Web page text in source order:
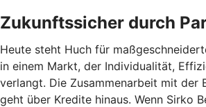
Zukunftssicher durch
Heute steht Huch für
in einem Markt, der Individualität,
verlangt. Die Zusammenarbeit mit der
geht über Kredite hinaus. Wenn Sirko